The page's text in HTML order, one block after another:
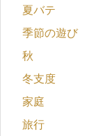
夏バテ
季節の遊び
秋
冬支度
家庭
旅行